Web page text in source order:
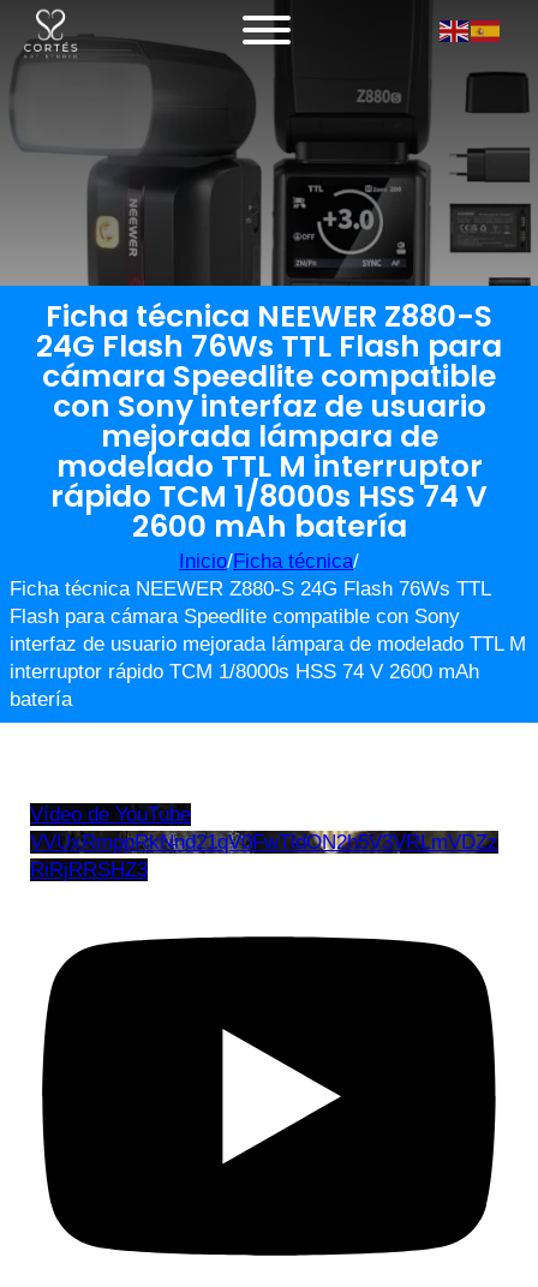
Ficha técnica NEEWER Z880-S
24G Flash 76Ws TTL Flash para
cámara Speedlite compatible
con Sony interfaz de usuario
mejorada lámpara de
modelado TTL M interruptor
rápido TCM 1/8000s HSS 74 V
2600 mAh batería
Inicio/Ficha técnica/
Ficha técnica NEEWER Z880-S 24G Flash 76Ws TTL
Flash para cámara Speedlite compatible con Sony
interfaz de usuario mejorada lámpara de modelado TTL M
interruptor rápido TCM 1/8000s HSS 74 V 2600 mAh
batería
Vídeo de YouTube
VVUxRmppRkNnd21qV0FwTldON2h5V3VRLmVDZz
RiRjRRSHZ3